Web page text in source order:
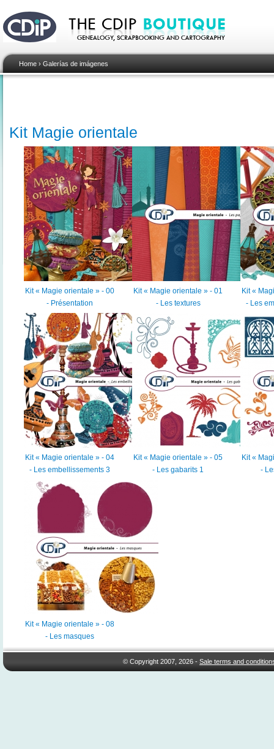
Home › Galerías de imágenes
Kit Magie orientale
Kit « Magie orientale » - 00
- Présentation
Kit « Magie orientale » - 01
- Les textures
Kit «
- Les
Kit « Magie orientale » - 04
- Les embellissements 3
Kit « Magie orientale » - 05
- Les gabarits 1
Kit «
-
Kit « Magie orientale » - 08
- Les masques
© Copyright 2007, 2026 -Sale terms and